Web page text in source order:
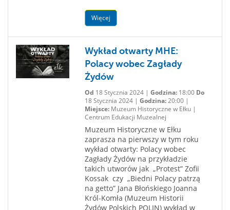
Więcej
Wykład otwarty MHE:
Polacy wobec Zagłady
Żydów
Od 18 Stycznia 2024 | Godzina:18:00 Do
18 Stycznia 2024 | Godzina:20:00 |
Miejsce:Muzeum Historyczne w Ełku |
Centrum Edukacji Muzealnej
Muzeum Historyczne w Ełku
zaprasza na pierwszy w tym roku
wykład otwarty: Polacy wobec
Zagłady Żydów na przykładzie
takich utworów jak „Protest” Zofii
Kossak czy „Biedni Polacy patrzą
na getto” Jana Błońskiego Joanna
Król-Komła (Muzeum Historii
Żydów Polskich POLIN) wykład w